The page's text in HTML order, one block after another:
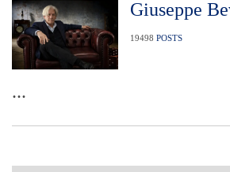
Giuseppe
19498 POSTS
...